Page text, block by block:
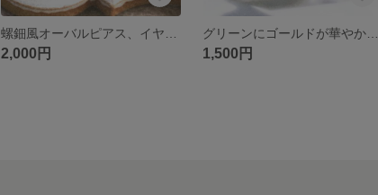
2,000円 1,500円